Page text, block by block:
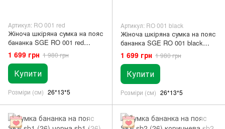
Артикул: RO 001 red
Жіноча шкіряна сумка на пояс
бананка SGE RO 001 red
червона
1 699 грн 1 980 грн
Купити
Розміри (см) 26*13*5
Артикул: RO 001 black
Жіноча шкіряна сумка на пояс
бананка SGE RO 001 black
чорна
1 699 грн 1 980 грн
Купити
Розміри (см) 26*13*5